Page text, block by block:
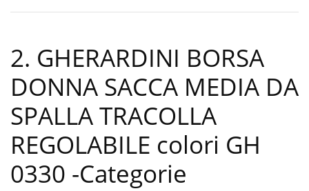
2. GHERARDINI BORSA
DONNA SACCA MEDIA DA
SPALLA TRACOLLA
REGOLABILE colori GH
0330 -Categorie